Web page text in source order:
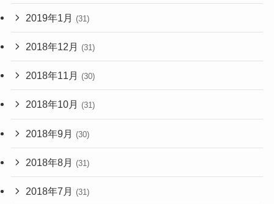
2019年1月 (31)
2018年12月 (31)
2018年11月 (30)
2018年10月 (31)
2018年9月 (30)
2018年8月 (31)
2018年7月 (31)